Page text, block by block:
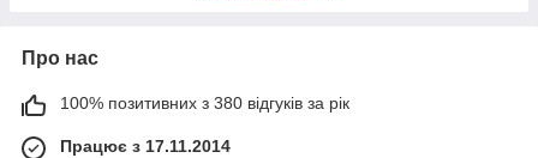
Про нас
100% позитивних з 380 відгуків за рік
Працює з 17.11.2014